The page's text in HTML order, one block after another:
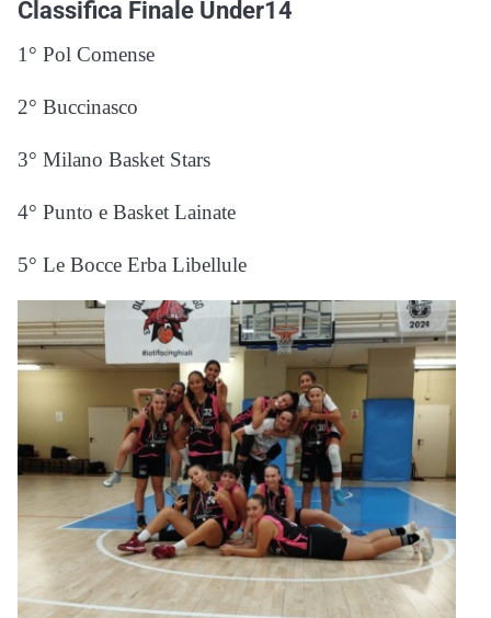
Classifica Finale Under14
1° Pol Comense
2° Buccinasco
3° Milano Basket Stars
4° Punto e Basket Lainate
5° Le Bocce Erba Libellule